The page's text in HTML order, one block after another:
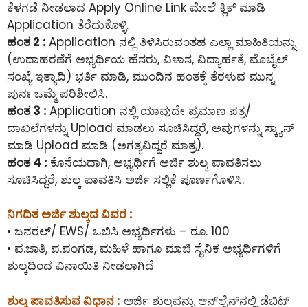
ಕೆಳಗಡೆ ನೀಡಲಾದ Apply Online Link ಮೇಲೆ ಕ್ಲಿಕ್ ಮಾಡಿ
Application ತೆರೆದುಕೊಳ್ಳಿ.
ಹಂತ 2 : Application ನಲ್ಲಿ ತಿಳಿಸಿರುವಂತಹ ಎಲ್ಲಾ ಮಾಹಿತಿಯನ್ನು
(ಉದಾಹರಣೆಗೆ ಅಭ್ಯರ್ಥಿಯ ಹೆಸರು, ವಿಳಾಸ, ವಿದ್ಯಾರ್ಹತೆ, ಮೊಬೈಲ್
ಸಂಖ್ಯೆ ಇತ್ಯಾದಿ) ಭರ್ತಿ ಮಾಡಿ, ಮುಂದಿನ ಹಂತಕ್ಕೆ ತೆರಳುವ ಮುನ್ನ
ಪುನಃ ಒಮ್ಮೆ ಪರಿಶೀಲಿಸಿ.
ಹಂತ 3 : Application ನಲ್ಲಿ ಯಾವುದೇ ಪ್ರಮಾಣ ಪತ್ರ/
ದಾಖಲೆಗಳನ್ನು Upload ಮಾಡಲು ಸೂಚಿಸಿದ್ದರೆ, ಅವುಗಳನ್ನು ಸ್ಕ್ಯಾನ್
ಮಾಡಿ Upload ಮಾಡಿ (ಅಗತ್ಯವಿದ್ದರೆ ಮಾತ್ರ).
ಹಂತ 4 : ಕೊನೆಯದಾಗಿ, ಅಭ್ಯರ್ಥಿಗೆ ಅರ್ಜಿ ಶುಲ್ಕ ಪಾವತಿಸಲು
ಸೂಚಿಸಿದ್ದರೆ, ಶುಲ್ಕ ಪಾವತಿಸಿ ಅರ್ಜಿ ಸಲ್ಲಿಕೆ ಪೂರ್ಣಗೊಳಿಸಿ.
ನಿಗದಿತ ಅರ್ಜಿ ಶುಲ್ಕದ ವಿವರ :
• ಜನರಲ್/ EWS/ ಒಬಿಸಿ ಅಭ್ಯರ್ಥಿಗಳು – ರೂ. 100
• ಪ.ಜಾತಿ, ಪ.ಪಂಗಡ, ಮಹಿಳೆ ಹಾಗೂ ಮಾಜಿ ಸೈನಿಕ ಅಭ್ಯರ್ಥಿಗಳಿಗೆ
ಶುಲ್ಕದಿಂದ ವಿನಾಯಿತಿ ನೀಡಲಾಗಿದೆ
ಶುಲ್ಕ ಪಾವತಿಸುವ ವಿಧಾನ : ಅರ್ಜಿ ಶುಲ್ಕವನ್ನು ಆನ್‌ಲೈನ್‌ನಲ್ಲಿ ಡೆಬಿಟ್